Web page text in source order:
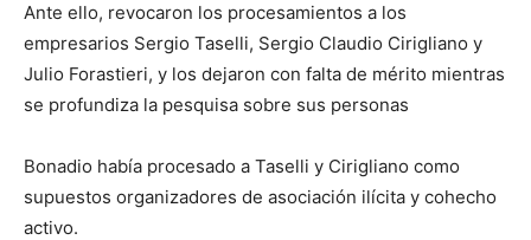
Ante ello, revocaron los procesamientos a los
empresarios Sergio Taselli, Sergio Claudio Cirigliano y
Julio Forastieri, y los dejaron con falta de mérito mientras
se profundiza la pesquisa sobre sus personas
Bonadio había procesado a Taselli y Cirigliano como
supuestos organizadores de asociación ilícita y cohecho
activo.